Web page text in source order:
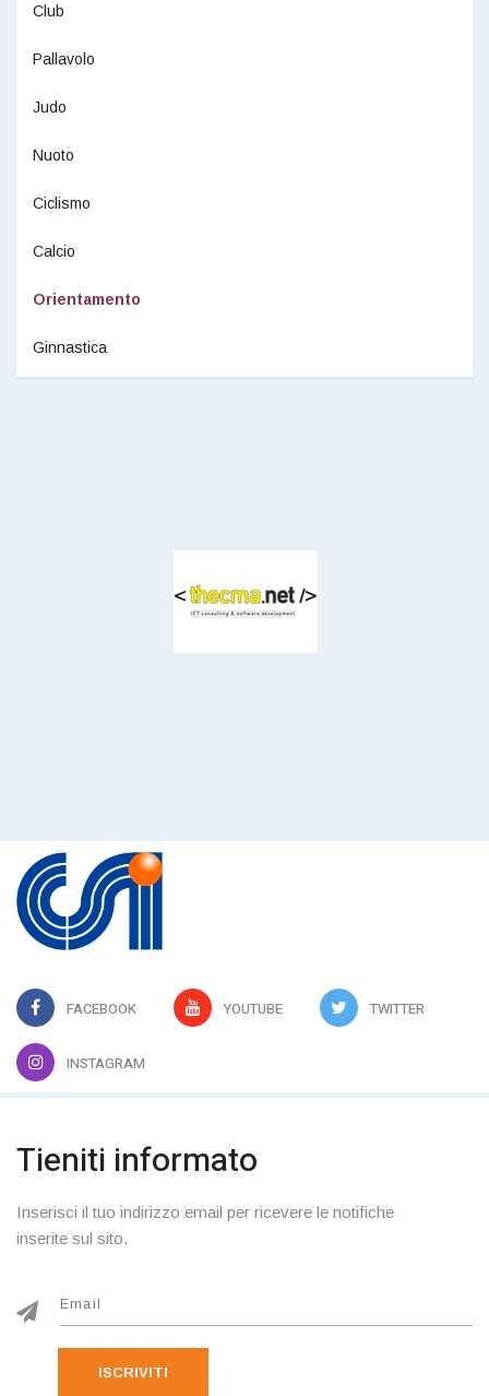
Club
Pallavolo
Judo
Nuoto
Ciclismo
Calcio
Orientamento
Ginnastica
FACEBOOK YOUTUBE TWITTER
INSTAGRAM
Tieniti informato
Inserisci il tuo indirizzo email per ricevere le notifiche
inserite sul sito.
ISCRIVITI